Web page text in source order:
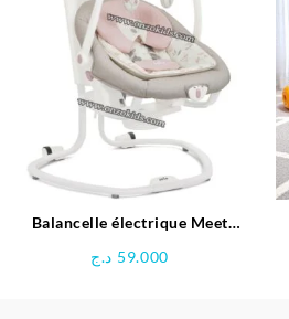
Balancelle électrique Meet
59.000 د.ج